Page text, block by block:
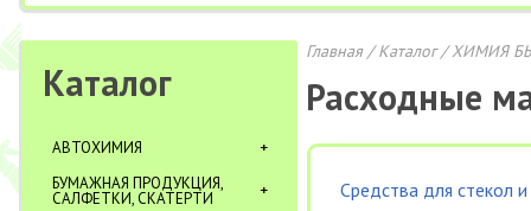
Каталог
АВТОХИМИЯ
БУМАЖНАЯ ПРОДУКЦИЯ,
САЛФЕТКИ, СКАТЕРТИ
Главная/Каталог/ХИМИЯ
Расходные
Средства для стекол и